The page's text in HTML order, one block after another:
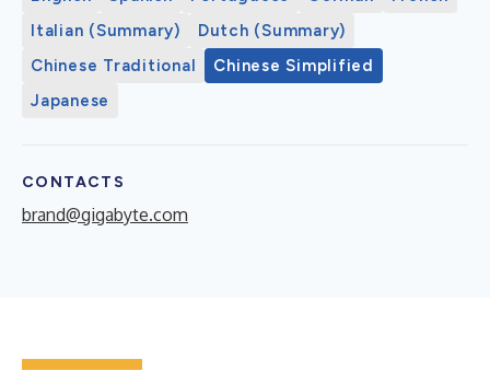
Italian (Summary)
Dutch (Summary)
Chinese Traditional
Chinese Simplified
Japanese
CONTACTS
brand@gigabyte.com